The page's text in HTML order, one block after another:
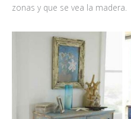
zonas y que se vea la madera.